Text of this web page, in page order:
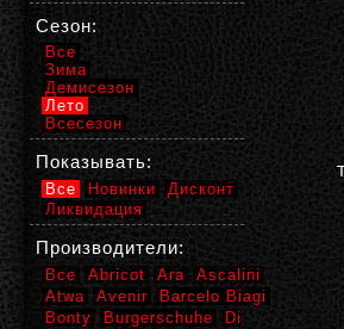
Сезон:
Все
Зима
Демисезон
Лето
Всесезон
Показывать:
Все Новинки
Дисконт
Ликвидация
Производители:
Все Abricot Ara
Ascalini
Atwa
Avenir
Barcelo Biagi
Bonty
Burgerschuhe
Di